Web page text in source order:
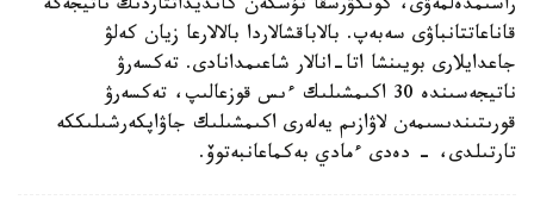
راسىمدەلمەۋى، كونكۋرسقا تۇسكەن كانديداتتاردىڭ ناتيجەگە
قاناعاتتانباۋى سەبەپ. بالاباقشالاردا بالالارعا زيان كەلۋ
جاعدايلارى بويىنشا اتا-انالار شاعىمدانادى. تەكسەرۋ
ناتيجەسىندە 30 اكىمشىلىك ءىس قوزعالىپ، تەكسەرۋ
قورىتىندىسىمەن لاۋازىم يەلەرى اكىمشىلىك جاۋاپكەرشىلىككە
تارتىلدى، - دەدى ءمادي بەكماعانبەتوۆ.